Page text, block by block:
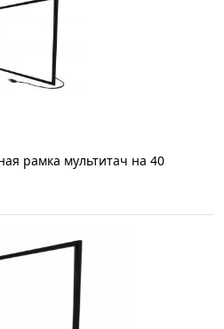
рамка мультитач на 40